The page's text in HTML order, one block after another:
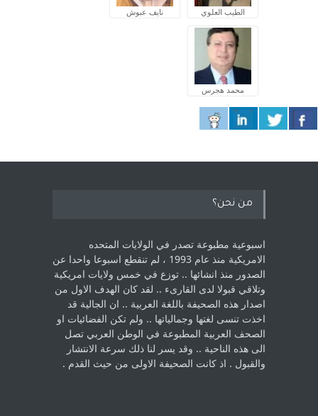
الطيب العلوي نايف عبوش
محمد هجرس
من نحن؟
اسبوعية مطبوعة تصدر في الولايات المتحده
الامريكية منذ عام 1993 ، لم ‏تنقطع اسبوعا واحدا عن
الصدور منذ انشائها .. توزع في خمس ولايات امريكية
‏وتلاقي قبولا لدى القارىء ..‏ لقد كان الهدف الاول من
اصدار هذه الصحيفة باللغة العربية .. ان الجالية قد
اخذت ‏تنسى لغتها وجمالياتها .. ولم تكن الفضائيات او
الصحف العربية المطبوعة في الوطن ‏العربي تصل
الى هذه الناحية .. وقد يسر لنا ذلك سرعة الانتشار
والقبول . اذ كانت ‏الصحيفة الاولى من حيث القدم . ‏